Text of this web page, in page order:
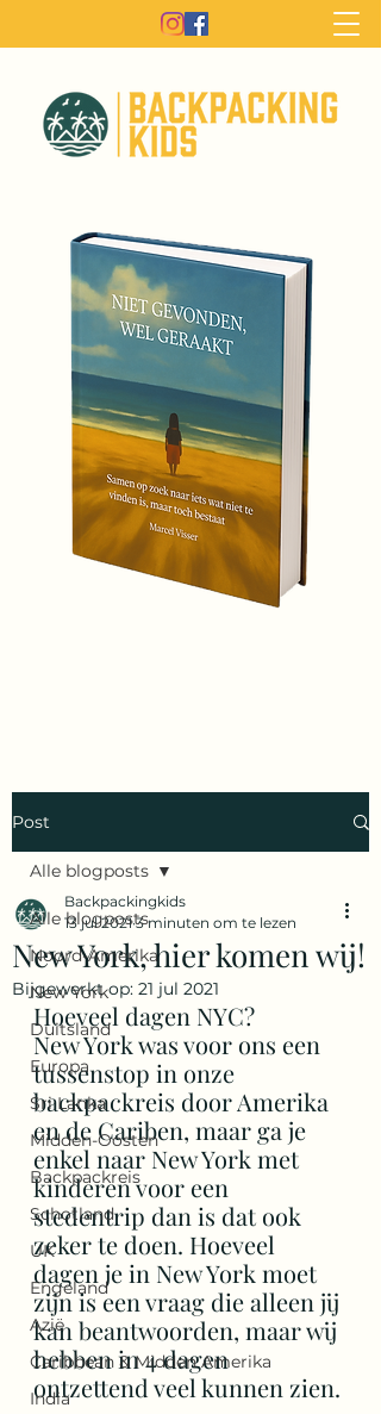
Post
Alle blogposts
Noord-Amerika
New York
Duitsland
Europa
Sri Lanka
Midden-Oosten
Backpackreis
Schotland
UK
Engeland
Azië
Caribbean & Midden Amerika
India
Alle blogposts
New York, hier komen wij!
Backpackingkids
13 jul 2021 3 minuten om te lezen
Bijgewerkt op: 21 jul 2021
Hoeveel dagen NYC?
New York was voor ons een
tussenstop in onze
backpackreis door Amerika
en de Cariben, maar ga je
enkel naar New York met
kinderen voor een
stedentrip dan is dat ook
zeker te doen. Hoeveel
dagen je in New York moet
zijn is een vraag die alleen jij
kan beantwoorden, maar wij
hebben in 4 dagen
ontzettend veel kunnen zien.